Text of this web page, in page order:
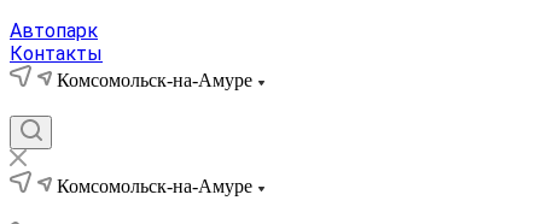
Автопарк
Контакты
Комсомольск-на-Амуре
Комсомольск-на-Амуре